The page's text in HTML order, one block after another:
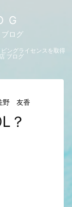
ログ
ングライセンスを取得
ブログ
野 友香
？